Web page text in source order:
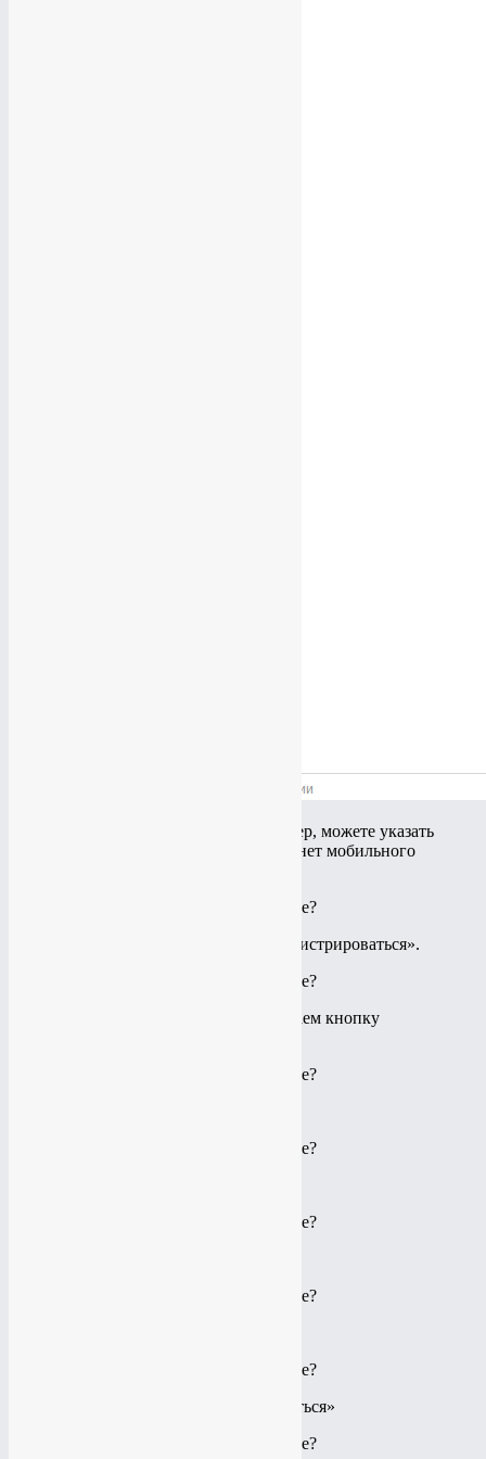
Если не хотите привязывать номер, можете указать
почту, нажав на кнопку «У меня нет мобильного
А затем нажать на кнопку «Зарегистрироваться».
Вводим код с картинки и нажимаем кнопку
Нажимаем кнопку «Присоединиться»